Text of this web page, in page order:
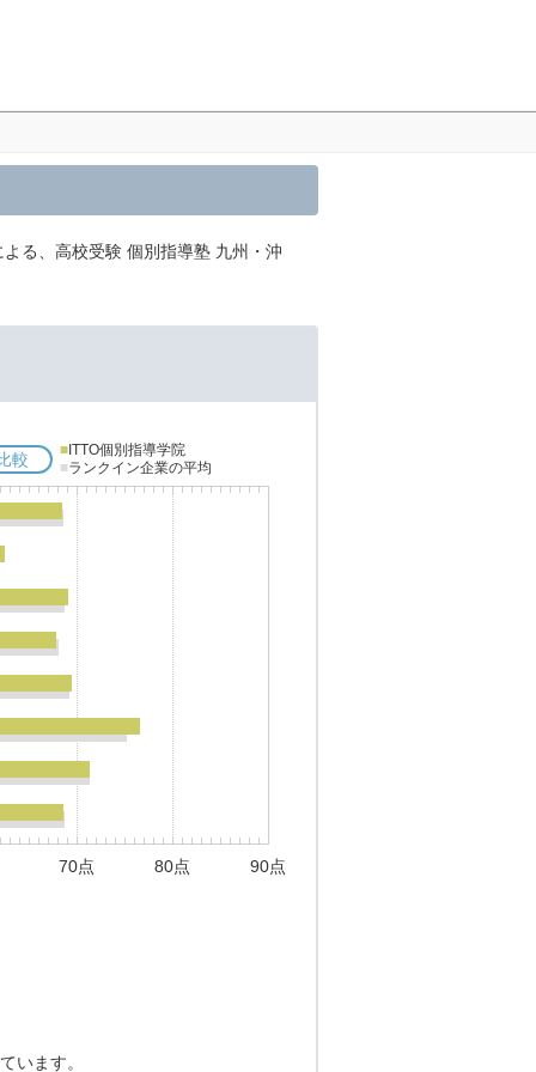
よる、高校受験 個別指導塾 九州・沖
較 ■ ITTO個別指導学院
■ランクイン企業の平均
70点 80点 90点
います。